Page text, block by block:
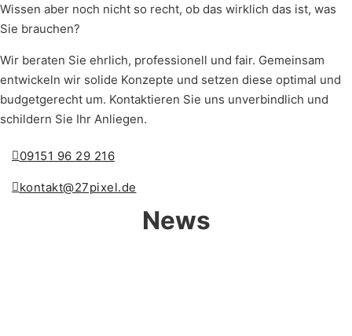
Wissen aber noch nicht so recht, ob das wirklich das ist, was
Sie brauchen?
Wir beraten Sie ehrlich, professionell und fair. Gemeinsam
entwickeln wir solide Konzepte und setzen diese optimal und
budgetgerecht um. Kontaktieren Sie uns unverbindlich und
schildern Sie Ihr Anliegen.
09151 96 29 216
kontakt@27pixel.de
News